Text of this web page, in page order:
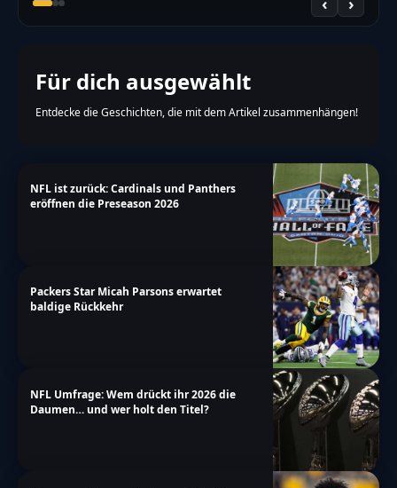
Für dich ausgewählt
Entdecke die Geschichten, die mit dem Artikel zusammenhängen!
NFL ist zurück: Cardinals und Panthers
eröffnen die Preseason 2026
Packers Star Micah Parsons erwartet
baldige Rückkehr
NFL Umfrage: Wem drückt ihr 2026 die
Daumen… und wer holt den Titel?